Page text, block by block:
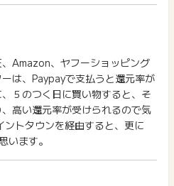
事代行、リフォーム、サービス
果が発生しない場合もありま
グ」に関しまして、ポイント獲
きません。予めご了承ください
問い合わせされた場合はポイン
Amazon、ヤフーショッピング
は、Paypayで支払うと還元率が
５のつく日に買い物すると、そ
高い還元率が受けられるので気
トタウンを経由すると、更に
います。